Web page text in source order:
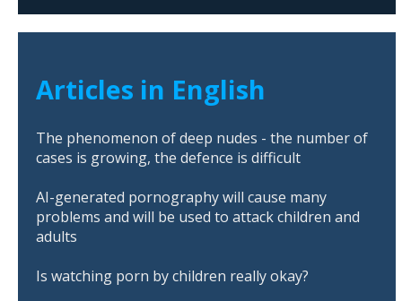
Articles in English
The phenomenon of deep nudes - the number of
cases is growing, the defence is difficult
AI-generated pornography will cause many
problems and will be used to attack children and
adults
Is watching porn by children really okay?